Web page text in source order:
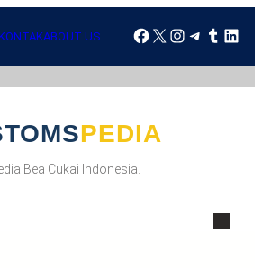
ABOUT US Facebook
X
Bea Cukai Indonesia.